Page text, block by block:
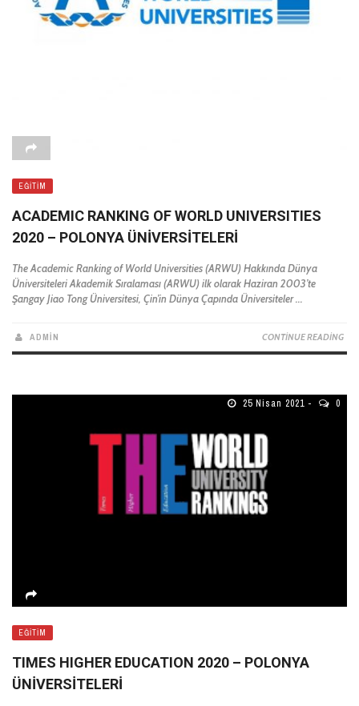
EĞITIM
ACADEMIC RANKING OF WORLD UNIVERSITIES
2020 – POLONYA ÜNIVERSITELERI
The Academic Ranking of World Universities (ARWU) Hakkında Dünya
Üniversiteleri Akademik Sıralaması (ARWU) ilk olarak Haziran 2003’te
Şangay Jiao Tong Üniversitesi, Çin’in Dünya Çapında Üniversiteler ...
ADMIN CONTINUE READING
25 Nisan 2021 0
EĞITIM
TIMES HIGHER EDUCATION 2020 – POLONYA
ÜNIVERSITELERI